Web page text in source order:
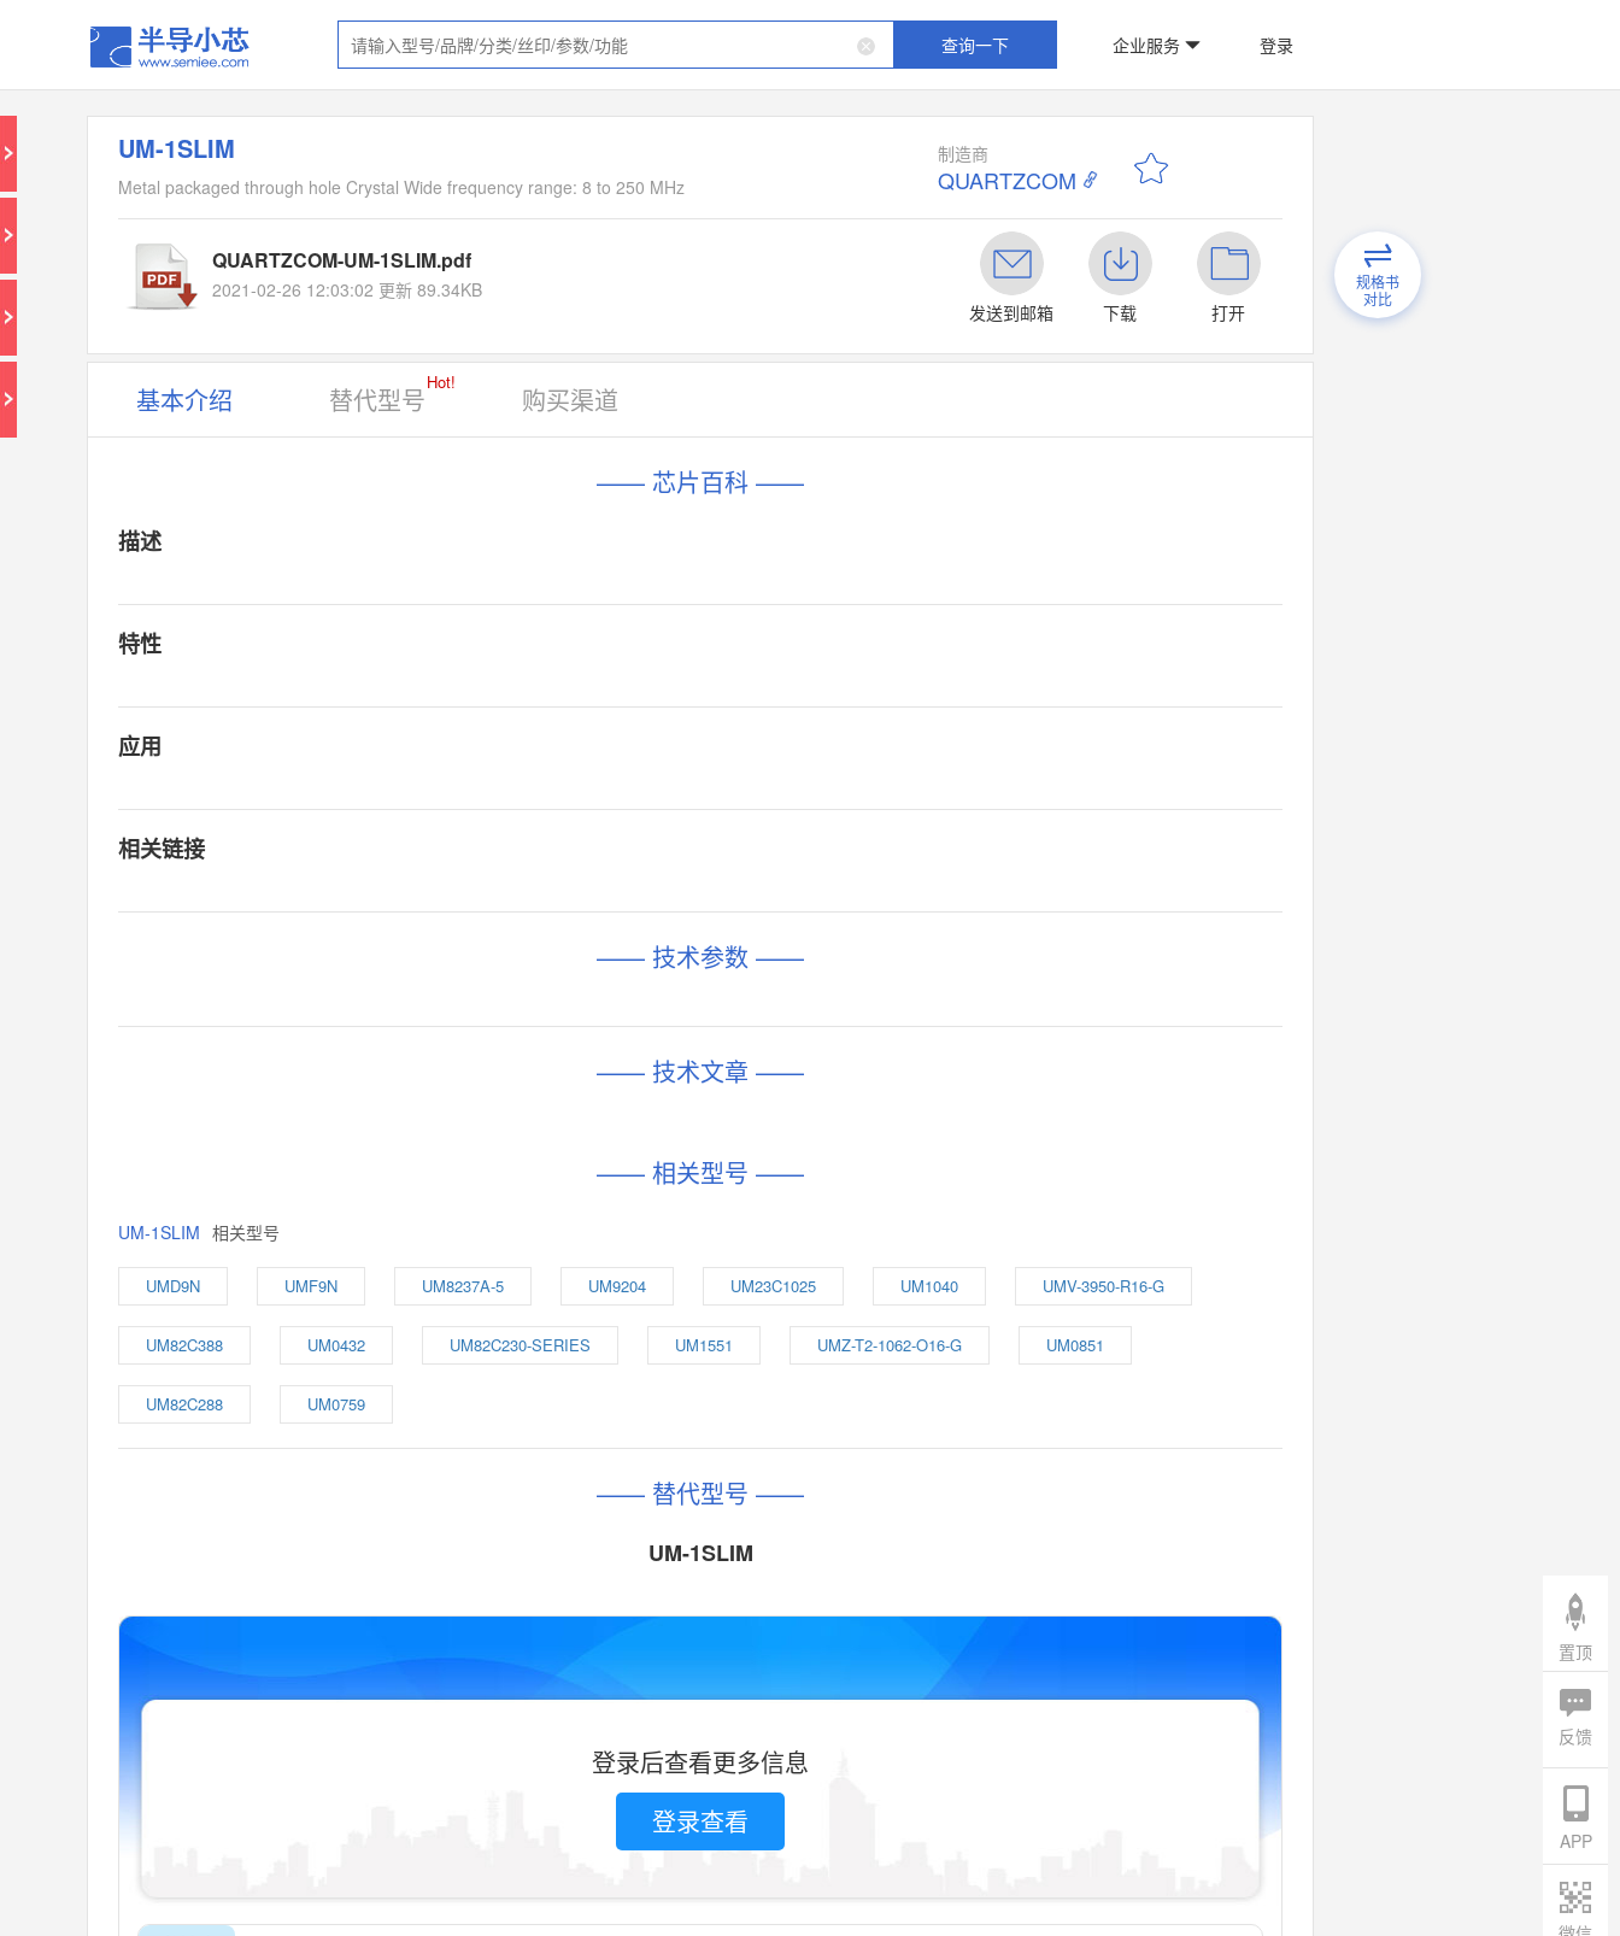
查询一下 企业服务 登录
UM-1SLIM
Metal packaged through hole Crystal Wide frequency range: 8 to 250 MHz
制造商
QUARTZCOM
QUARTZCOM-UM-1SLIM.pdf
2021-02-26 12:03:02 更新 89.34KB
发送到邮箱
下载 打开
规格书
对比
基本介绍 替代型号
Hot!
购买渠道
—— 芯片百科 ——
描述
特性
应用
相关链接
—— 技术参数 ——
—— 技术文章 ——
—— 相关型号 ——
UM-1SLIM 相关型号
UMD9N UMF9N UM8237A-5 UM9204 UM23C1025 UM1040 UMV-3950-R16-G
UM82C388 UM0432 UM82C230-SERIES UM1551 UMZ-T2-1062-O16-G UM0851
UM82C288 UM0759
—— 替代型号 ——
UM-1SLIM
登录后查看更多信息
登录查看
置顶
反馈
APP